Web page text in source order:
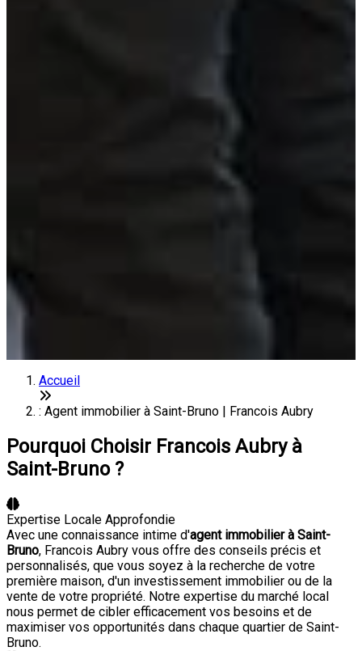
Accueil
: Agent immobilier à Saint-Bruno | Francois Aubry
Pourquoi Choisir Francois Aubry à
Saint-Bruno ?
Expertise Locale Approfondie
Avec une connaissance intime d'agent immobilier à Saint-
Bruno, Francois Aubry vous offre des conseils précis et
personnalisés, que vous soyez à la recherche de votre
première maison, d'un investissement immobilier ou de la
vente de votre propriété. Notre expertise du marché local
nous permet de cibler efficacement vos besoins et de
maximiser vos opportunités dans chaque quartier de Saint-
Bruno.